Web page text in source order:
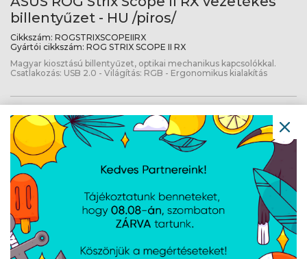
billentyűzet - HU /piros/
Cikkszám: ROGSTRIXSCOPEIIRX
Gyártói cikkszám: ROG STRIX SCOPE II RX
Magyar kiosztású billentyűzet, optikai mechanikus kapcsolókkal.
Csatlakozás: USB 2.0 - Világítás: RGB - Ergonomikus kialakítás
ASUS ROG Strix Scope II vezetékes
billentyűzet - HU /NX SNOW linear/